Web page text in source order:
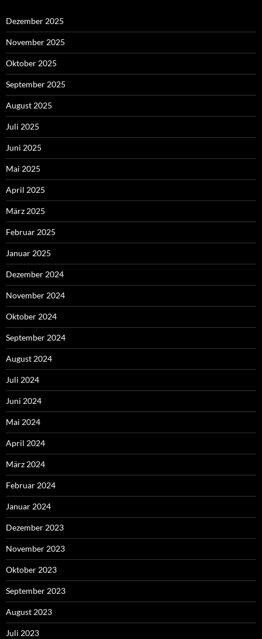
Dezember 2025
November 2025
Oktober 2025
September 2025
August 2025
Juli 2025
Juni 2025
Mai 2025
April 2025
März 2025
Februar 2025
Januar 2025
Dezember 2024
November 2024
Oktober 2024
September 2024
August 2024
Juli 2024
Juni 2024
Mai 2024
April 2024
März 2024
Februar 2024
Januar 2024
Dezember 2023
November 2023
Oktober 2023
September 2023
August 2023
Juli 2023